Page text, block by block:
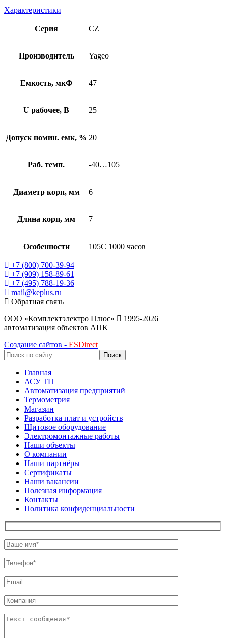
Характеристики
Серия CZ
Производитель Yageo
Емкость, мкФ 47
U рабочее, В 25
Допуск номин. емк, % 20
Раб. темп. -40…105
Диаметр корп, мм 6
Длина корп, мм 7
Особенности 105C 1000 часов
+7 (800) 700-39-94
+7 (909) 158-89-61
+7 (495) 788-19-36
mail@keplus.ru
Обратная связь
ООО «Комплектэлектро Плюс»
1995-2026
автоматизация объектов АПК
Создание сайтов - ESDirect
Поиск
Главная
АСУ ТП
Автоматизация предприятий
Термометрия
Магазин
Разработка плат и устройств
Щитовое оборудование
Электромонтажные работы
Наши объекты
О компании
Наши партнёры
Сертификаты
Наши вакансии
Полезная информация
Контакты
Политика конфиденциальности